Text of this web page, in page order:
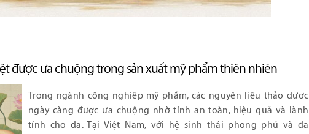
được ưa chuộng trong sản xuất mỹ phẩm thiên nhiên
Trong ngành công nghiệp mỹ phẩm, các nguyên liệu thảo dược
ngày càng được ưa chuộng nhờ tính an toàn, hiệu quả và lành
tính cho da. Tại Việt Nam, với hệ sinh thái phong phú và đa